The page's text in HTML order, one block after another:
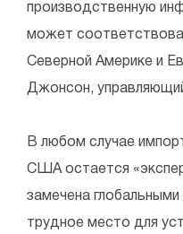
производственную
может
Северной Америке и
Джонсон,
В любом случае
США остается
замечена
трудное место для